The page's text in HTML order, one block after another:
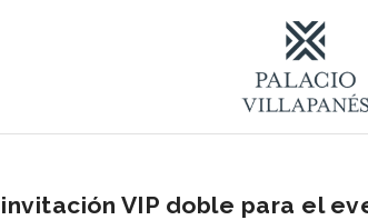
invitación VIP doble para el